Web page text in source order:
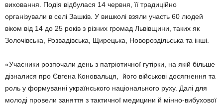
виховання. Подія відбулася 14 червня, її традиційно
організували в селі Зашків. У вишколі взяли участь 60 людей
віком від 14 до 25 років з різних громад Львівщини, таких як
Золочівська, Розвадівська, Щирецька, Новороздільська та інші.
«Учасники розпочали день з патріотичної гутірки, на якій більше
дізналися про Євгена Коновальця, його військові досягнення та
роль у формуванні українського національного руху. Далі для
молоді провели заняття з тактичної медицини й мінно-вибухової